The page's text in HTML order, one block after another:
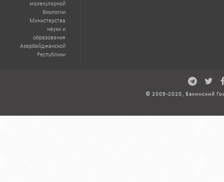
молекулярной
биологии
Министерства
науки и
образования
Азербайджанской
Республики
© 2009-2020, Бакинский